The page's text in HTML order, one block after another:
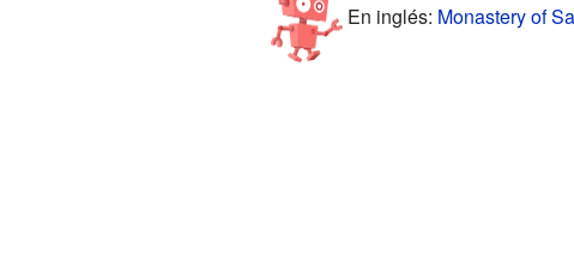
En inglés: Monastery of